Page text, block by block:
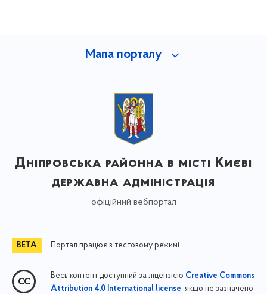
Мапа порталу
Дніпровська районна в місті Києві
державна адміністрація
офіційний вебпортал
Портал працює в тестовому режимі
Весь контент доступний за ліцензією Creative Commons
Attribution 4.0 International license, якщо не зазначено